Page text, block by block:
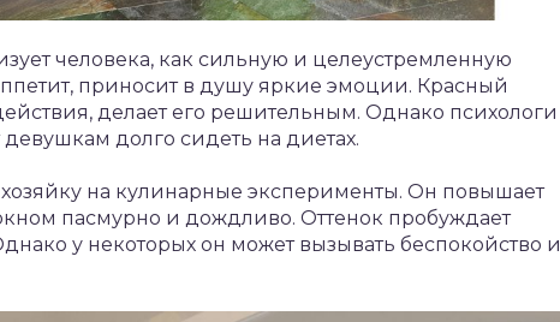
человека, как сильную и целеустремленную
приносит в душу яркие эмоции. Красный
делает его решительным. Однако психологи
долго сидеть на диетах.
на кулинарные эксперименты. Он повышает
пасмурно и дождливо. Оттенок пробуждает
у некоторых он может вызывать беспокойство и